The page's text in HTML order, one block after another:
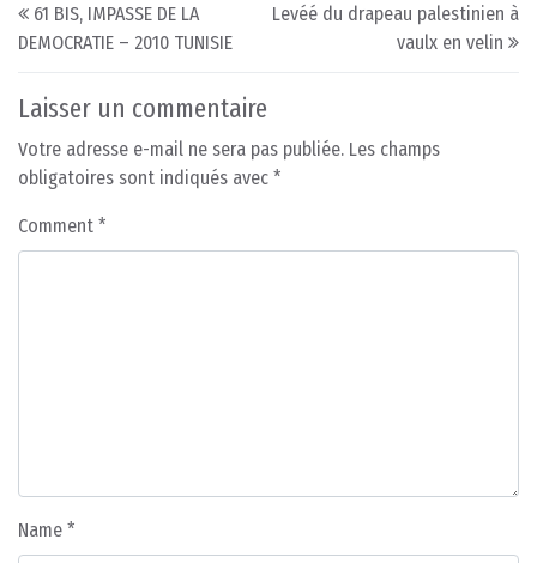
61 BIS, IMPASSE DE LA
DEMOCRATIE – 2010 TUNISIE
Levéé du drapeau palestinien à
vaulx en velin
Laisser un commentaire
Votre adresse e-mail ne sera pas publiée. Les champs
obligatoires sont indiqués avec *
Comment *
Name *